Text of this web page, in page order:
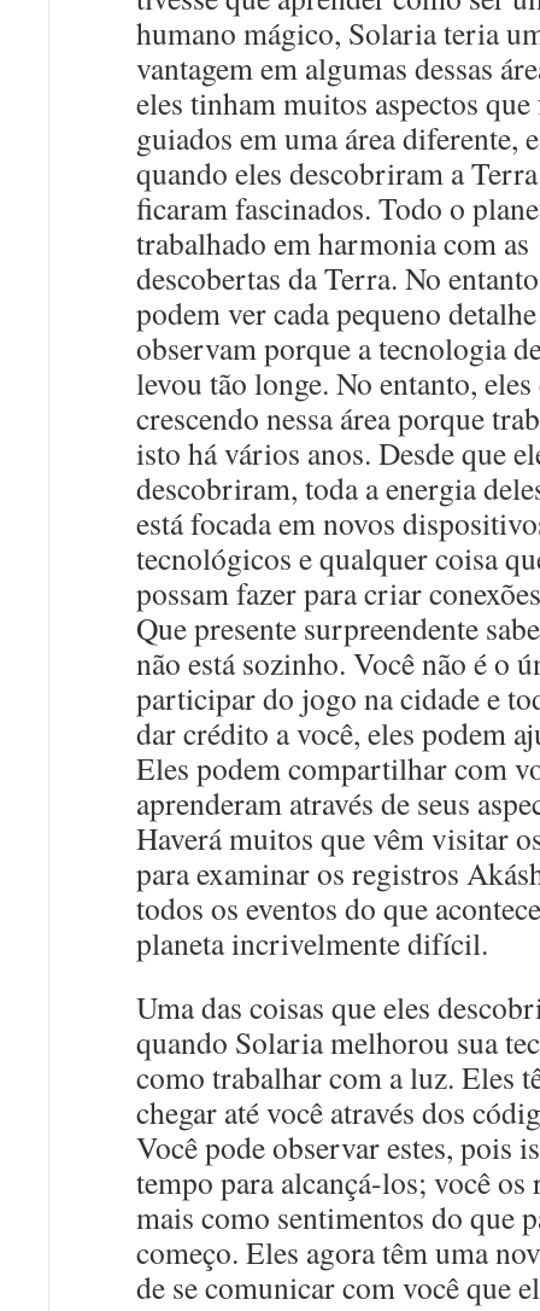
humano mágico, Solaria teria
vantagem em algumas dessas
eles tinham muitos aspectos
guiados em uma área diferente,
quando eles descobriram a
ficaram fascinados. Todo o
trabalhado em harmonia com as
descobertas da Terra. No
podem ver cada pequeno
observam porque a tecnologia
levou tão longe. No entanto, eles
crescendo nessa área porque
isto há vários anos. Desde que
descobriram, toda a energia
está focada em novos
tecnológicos e qualquer coisa
possam fazer para criar
Que presente surpreendente
não está sozinho. Você não é o
participar do jogo na cidade e
dar crédito a você, eles podem
Eles podem compartilhar com
aprenderam através de seus
Haverá muitos que vêm visitar
para examinar os registros
todos os eventos do que
planeta incrivelmente difícil.
Uma das coisas que eles
quando Solaria melhorou sua
como trabalhar com a luz. Eles
chegar até você através dos
Você pode observar estes, pois
tempo para alcançá-los; você os
mais como sentimentos do que
começo. Eles agora têm uma
de se comunicar com você que